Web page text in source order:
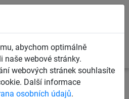
abychom optimálně
naše webové stránky.
webových stránek souhlasíte
Další informace
osobních údajů.
hrací prvky dle věku